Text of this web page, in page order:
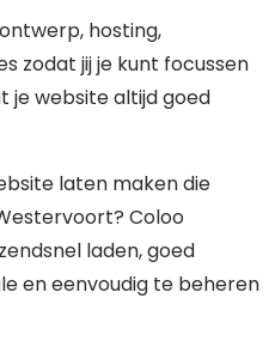
hosting,
zodat jij je kunt focussen
je website altijd goed
laten maken die
Coloo
laden, goed
en eenvoudig te beheren